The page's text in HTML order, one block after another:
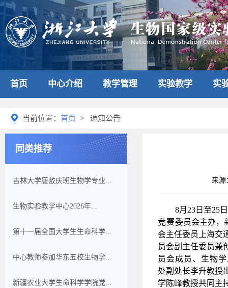
首页 中心介绍 教学管理 实验教学 实
当前位置： 首页 > 通知公告
同类推荐
吉林大学唐敖庆班生物学专业...
生物实验教学中心2026年...
第十一届全国大学生生命科学...
中心教师参加华东五校生物学...
新疆农业大学生命科学学院党...
来源
8月 23 日至25
竞赛委员会主办，
会主任委员上海交
员会副主任委员兼
员会成员、生物
处副处长李升教授
学陈峰教授共同主